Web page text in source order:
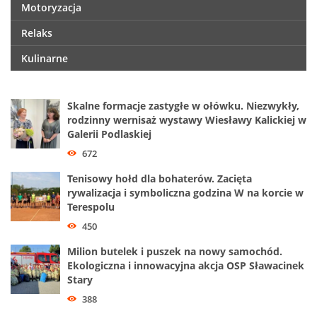
Motoryzacja
Relaks
Kulinarne
Skalne formacje zastygłe w ołówku. Niezwykły,
rodzinny wernisaż wystawy Wiesławy Kalickiej w
Galerii Podlaskiej
672
Tenisowy hołd dla bohaterów. Zacięta
rywalizacja i symboliczna godzina W na korcie w
Terespolu
450
Milion butelek i puszek na nowy samochód.
Ekologiczna i innowacyjna akcja OSP Sławacinek
Stary
388